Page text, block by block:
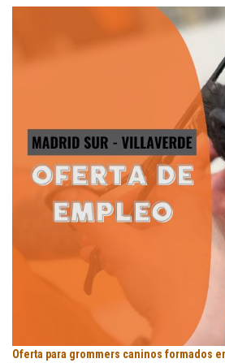
Oferta
Oferta para grommers caninos formados